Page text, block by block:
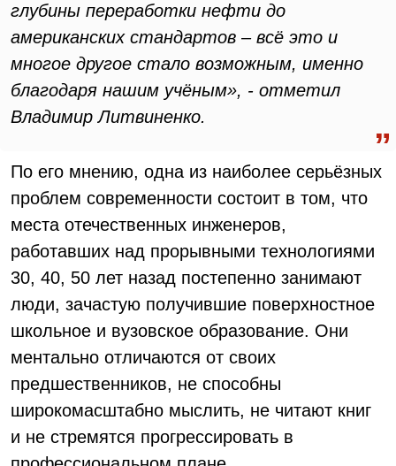
глубины переработки нефти до
американских стандартов – всё это и
многое другое стало возможным, именно
благодаря нашим учёным», - отметил
Владимир Литвиненко.
По его мнению, одна из наиболее серьёзных
проблем современности состоит в том, что
места отечественных инженеров,
работавших над прорывными технологиями
30, 40, 50 лет назад постепенно занимают
люди, зачастую получившие поверхностное
школьное и вузовское образование. Они
ментально отличаются от своих
предшественников, не способны
широкомасштабно мыслить, не читают книг
и не стремятся прогрессировать в